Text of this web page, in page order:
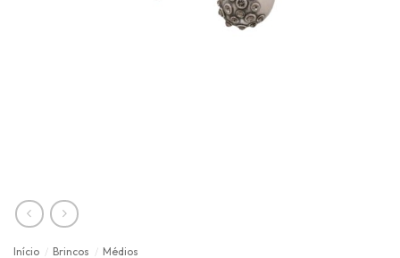
Início / Brincos / Médios